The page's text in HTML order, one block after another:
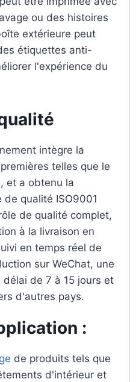
ou des histoires
extérieure peut
étiquettes anti-
l'expérience du
intègre la
telles que le
et a obtenu la
qualité ISO9001
de qualité complet,
à la livraison en
en temps réel de
sur WeChat, une
de 7 à 15 jours et
d'autres pays.
:
de produits tels que
d'intérieur et